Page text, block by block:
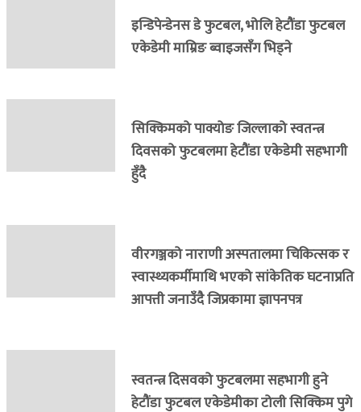
इन्डिपेन्डेनस डे फुटबल, भोलि हेटौंडा फुटबल
एकेडेमी माम्रिङ ब्वाइजसँग भिड्ने
सिक्किमको पाक्योङ जिल्लाको स्वतन्त्र
दिवसको फुटबलमा हेटौंडा एकेडेमी सहभागी
हुँदै
वीरगञ्जको नाराणी अस्पतालमा चिकित्सक र
स्वास्थ्यकर्मीमाथि भएको सांकेतिक घटनाप्रति
आपत्ती जनाउँदै जिप्रकामा ज्ञापनपत्र
स्वतन्त्र दिसवको फुटबलमा सहभागी हुने
हेटौंडा फुटबल एकेडेमीका टोली सिक्किम पुगे